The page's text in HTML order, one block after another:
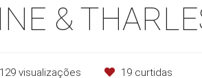
&
visualizações 19 curtidas